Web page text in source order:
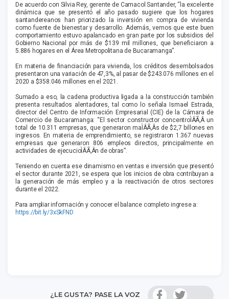
De acuerdo con Silvia Rey, gerente de Camacol Santander, “la excelente
dinámica que se presentó el año pasado sugiere que los hogares
santandereanos han priorizado la inversión en compra de vivienda
como fuente de bienestar y desarrollo. Además, vemos que este buen
comportamiento estuvo apalancado en gran parte por los subsidios del
Gobierno Nacional por más de $139 mil millones, que beneficiaron a
5.886 hogares en el Área Metropolitana de Bucaramanga”.
En materia de financiación para vivienda, los créditos desembolsados
presentaron una variación de 47,3%, al pasar de $243.076 millones en el
2020 a $358.046 millones en el 2021.
Sumado a eso, la cadena productiva ligada a la construcción también
presenta resultados alentadores, tal como lo señala Ismael Estrada,
director del Centro de Información Empresarial (CIE) de la Cámara de
Comercio de Bucaramanga: “El sector constructor concentroÌÂÃ‚Â un
total de 10.311 empresas, que generaron maÌÂÃ‚Âs de $2,7 billones en
ingresos. En materia de emprendimiento, se registraron 1.367 nuevas
empresas que generaron 806 empleos directos, principalmente en
actividades de ejecucioÌÂÃ‚Ân de obras”.
Teniendo en cuenta ese dinamismo en ventas e inversión que presentó
el sector durante 2021, se espera que los inicios de obra contribuyan a
la generación de más empleo y a la reactivación de otros sectores
durante el 2022.
Para ampliar información y conocer el balance completo ingrese a:
https://bit.ly/3xSkFND
¿LE GUSTA? PASE LA VOZ